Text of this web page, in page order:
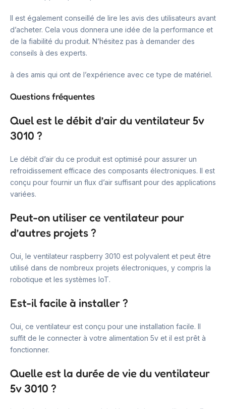
Il est également conseillé de lire les avis des utilisateurs avant
d’acheter. Cela vous donnera une idée de la performance et
de la fiabilité du produit. N’hésitez pas à demander des
conseils à des experts.
à des amis qui ont de l’expérience avec ce type de matériel.
Questions fréquentes
Quel est le débit d’air du ventilateur 5v
3010 ?
Le débit d’air du ce produit est optimisé pour assurer un
refroidissement efficace des composants électroniques. Il est
conçu pour fournir un flux d’air suffisant pour des applications
variées.
Peut-on utiliser ce ventilateur pour
d’autres projets ?
Oui, le ventilateur raspberry 3010 est polyvalent et peut être
utilisé dans de nombreux projets électroniques, y compris la
robotique et les systèmes IoT.
Est-il facile à installer ?
Oui, ce ventilateur est conçu pour une installation facile. Il
suffit de le connecter à votre alimentation 5v et il est prêt à
fonctionner.
Quelle est la durée de vie du ventilateur
5v 3010 ?